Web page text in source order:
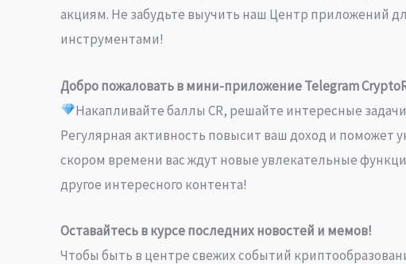
акциям. Не забудьте выучить наш Центр приложений
инструментами!
Добро пожаловать в мини-приложение Telegram
Накапливайте баллы CR, решайте интересные
Регулярная активность повысит ваш доход и поможет
скором времени вас ждут новые увлекательные
другое интересного контента!
Оставайтесь в курсе последних новостей и мемов!
Чтобы быть в центре свежих событий